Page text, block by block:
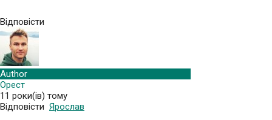
Відповісти
Author
Орест
11 роки(ів) тому
Відповісти Ярослав